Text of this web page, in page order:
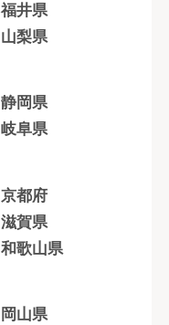
福井県
山梨県
静岡県
岐阜県
京都府
滋賀県
和歌山県
岡山県